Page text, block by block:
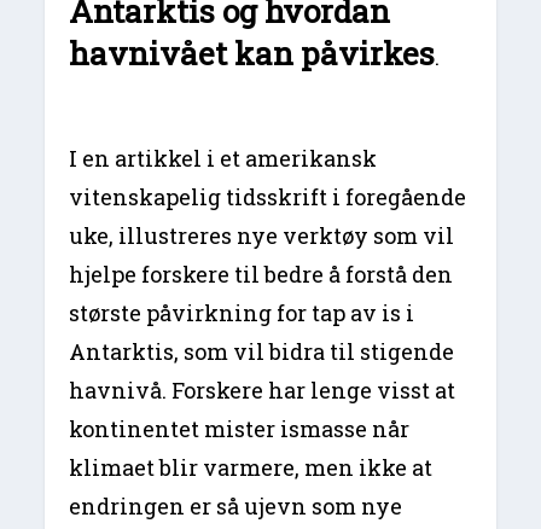
Antarktis og hvordan
havnivået kan påvirkes.
I en artikkel i et amerikansk
vitenskapelig tidsskrift i foregående
uke, illustreres nye verktøy som vil
hjelpe forskere til bedre å forstå den
største påvirkning for tap av is i
Antarktis, som vil bidra til stigende
havnivå. Forskere har lenge visst at
kontinentet mister ismasse når
klimaet blir varmere, men ikke at
endringen er så ujevn som nye